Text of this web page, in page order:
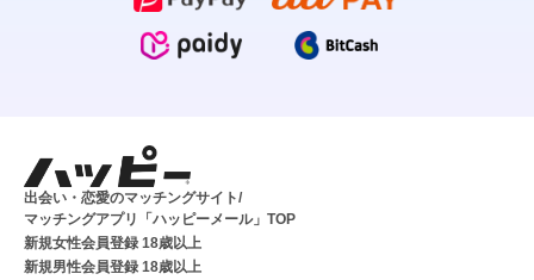
出会い・恋愛のマッチングサイト/
マッチングアプリ「ハッピーメール」TOP
新規女性会員登録 18歳以上
新規男性会員登録 18歳以上